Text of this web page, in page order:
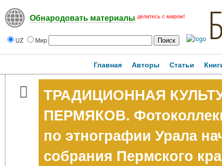
Обнародовать материалы делитесь с миром!
UZ Мир
Главная Авторы Статьи
ТРАДИЦИОННАЯ
ПЕРМЯКОВ.
по этнографии Урала
собрания Пермского